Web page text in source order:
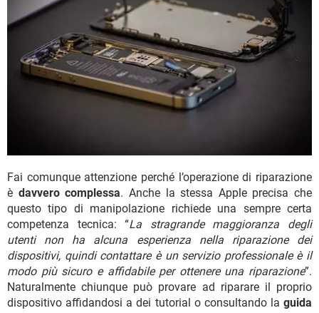
Fai comunque attenzione perché l’operazione di riparazione
è davvero complessa. Anche la stessa Apple precisa che
questo tipo di manipolazione richiede una sempre certa
competenza tecnica: “La stragrande maggioranza degli
utenti non ha alcuna esperienza nella riparazione dei
dispositivi, quindi contattare è un servizio professionale è il
modo più sicuro e affidabile per ottenere una riparazione”.
Naturalmente chiunque può provare ad riparare il proprio
dispositivo affidandosi a dei tutorial o consultando la guida